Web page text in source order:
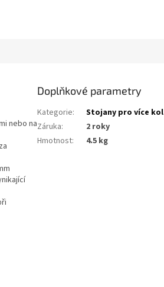
nebo na
Doplňkové parametry
Kategorie:
Stojany pro více kol
Záruka:
2 roky
Hmotnost: 4.5 kg